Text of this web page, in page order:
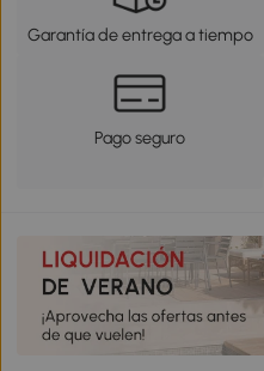
Garantía de entrega a tiempo
Pago seguro